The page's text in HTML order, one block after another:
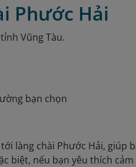
Phước Hải
Vũng Tàu.
bạn chọn
làng chài Phước Hải, giúp
biệt, nếu bạn yêu thích cảm